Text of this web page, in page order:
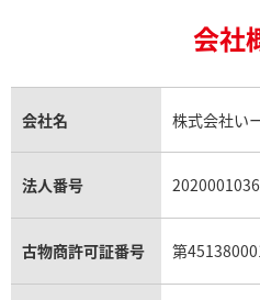
金貨買取
貴金属買取
銀・シルバー買取
パラジウム買取
トパーズ買取
タンザナイト買取
キャッツアイ買取
アクアマリン買取
ロレックス エクスプローラー買取
ロレックス デイトジャスト買取
パテック フィリップノーチラス買
ヴァシュロン・コンスタンタン買
オメガ買取
シャネル マトラッセ買取
セリーヌ買取
プラダ買取
ヴァンクリーフ＆アーペル買取
ショーメ買取
ダミアーニ買取
モーブッサン買取
会社
会社名 株式会社い
法人番号
古物商許可証番号 第